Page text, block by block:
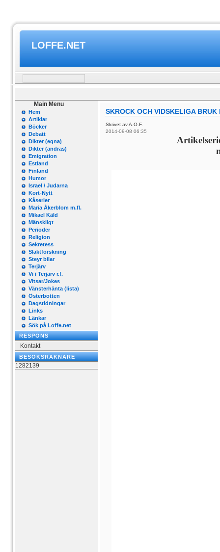
LOFFE.NET
Main Menu
Hem
Artiklar
Böcker
Debatt
Dikter (egna)
Dikter (andras)
Emigration
Estland
Finland
Humor
Israel / Judarna
Kort-Nytt
Kåserier
Maria Åkerblom m.fl.
Mikael Käld
Mänskligt
Perioder
Religion
Sekretess
Släktforskning
Steyr bilar
Terjärv
Vi i Terjärv r.f.
Vitsar/Jokes
Vänsterhänta (lista)
Österbotten
Dagstidningar
Links
Länkar
Sök på Loffe.net
RESPONS
Kontakt
BESÖKSRÄKNARE
1282139
SKROCK OCH VIDSKELIGA
Skrivet av A.O.F.
2014-09-08 06:35